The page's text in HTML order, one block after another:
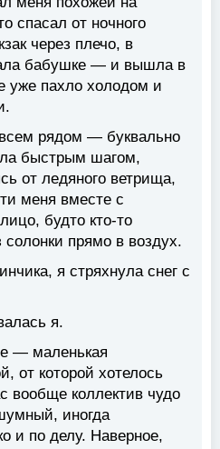
спасал от ночного
через плечо, в
бабушке — и вышла в
уже пахло холодом и
рядом — буквально
быстрым шагом,
от ледяного ветрища,
меня вместе с
будто кто-то
прямо в воздух.
я стряхнула снег с
я.
— маленькая
от которой хотелось
вообще коллектив чудо
иногда
и по делу. Наверное,